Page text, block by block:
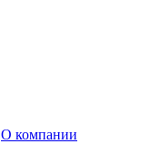
О компании